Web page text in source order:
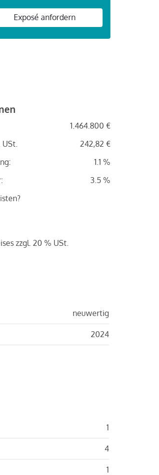
Exposé anfordern
1.464.800 €
242,82 €
1.1 %
3.5 %
zzgl. 20 % USt.
neuwertig
2024
1
4
1